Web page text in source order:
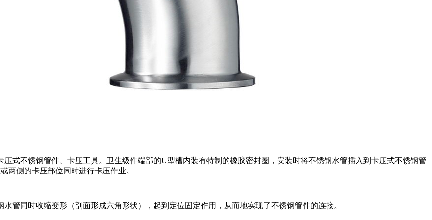
式不锈钢管件、卡压工具。卫生级件端部的U型槽内装有特制的橡胶密封圈，安装时将不锈钢水管插入到卡压式不锈钢管
两侧的卡压部位同时进行卡压作业。
管同时收缩变形（剖面形成六角形状），起到定位固定作用，从而地实现了不锈钢管件的连接。